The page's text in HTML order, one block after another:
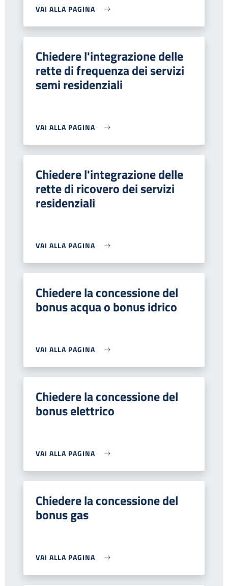
VAI ALLA PAGINA
Chiedere l'integrazione delle
rette di frequenza dei servizi
semi residenziali
VAI ALLA PAGINA
Chiedere l'integrazione delle
rette di ricovero dei servizi
residenziali
VAI ALLA PAGINA
Chiedere la concessione del
bonus acqua o bonus idrico
VAI ALLA PAGINA
Chiedere la concessione del
bonus elettrico
VAI ALLA PAGINA
Chiedere la concessione del
bonus gas
VAI ALLA PAGINA